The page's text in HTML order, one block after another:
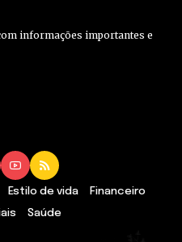
informações importantes e
Estilo de vida
Financeiro
Saúde